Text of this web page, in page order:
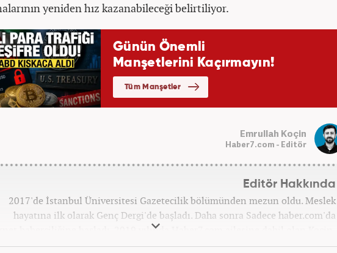
yeniden hız kazanabileceği belirtiliyor.
Emrullah Koçin
Haber7.com - Editör
Editör Hakkında
2017'de İstanbul Üniversitesi Gazetecilik bölümünden mezun oldu. Meslek
hayatına ilk olarak Genç Dergi'de başladı. Daha sonra Sadece haber.com'da
haberciliğine başladı. 2019 yılında Haber7.com ailesine dahil olan Koçin,
''Ekonomi ve Otomobil Editörü'' olarak meslek hayatına devam etmektedir.